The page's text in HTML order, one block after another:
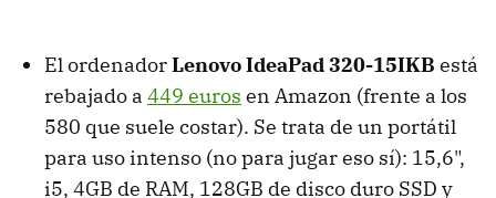
El ordenadorLenovo IdeaPad 320-15IKB está
rebajado a 449 euros en Amazon (frente a los
580 que suele costar). Se trata de un portátil
para uso intenso (no para jugar eso sí): 15,6",
i5, 4GB de RAM, 128GB de disco duro SSD y